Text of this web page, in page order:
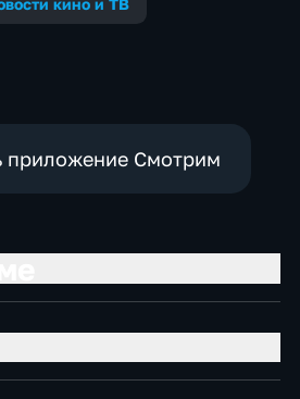
кино и ТВ
приложение Смотрим